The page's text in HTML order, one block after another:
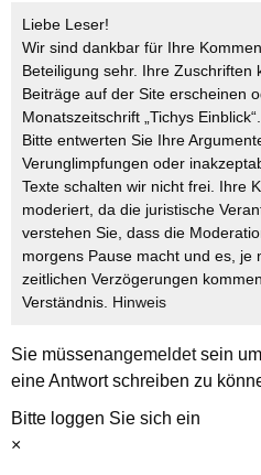
Liebe Leser!
Wir sind dankbar für Ihre
Beteiligung sehr. Ihre Zuschriften
Beiträge auf der Site erscheinen
Monatszeitschrift „Tichys Einblick“.
Bitte entwerten Sie Ihre
Verunglimpfungen oder
Texte schalten wir nicht frei. Ihre
moderiert, da die juristische
verstehen Sie, dass die
morgens Pause macht und es, je
zeitlichen Verzögerungen
Verständnis. Hinweis
Sie müssenangemeldetsein
eine Antwort schreiben zu
Bitte loggen Sie sich ein
×